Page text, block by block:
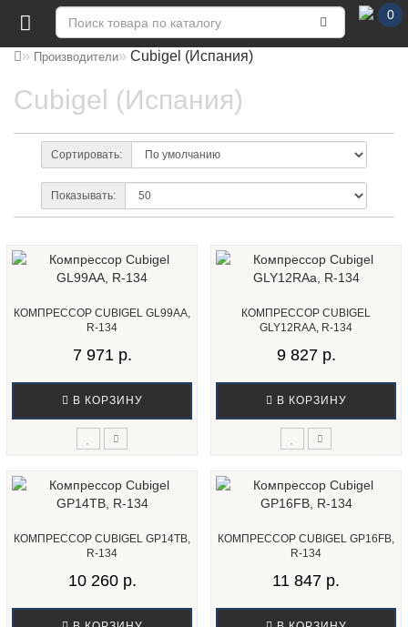
0
Производители Cubigel (Испания)
Cubigel (Испания)
Сортировать:
Показывать:
КОМПРЕССОР CUBIGEL GL99AA,
R-134
7 971 р.
В КОРЗИНУ
КОМПРЕССОР CUBIGEL
GLY12RAА, R-134
9 827 р.
В КОРЗИНУ
КОМПРЕССОР CUBIGEL GP14TB,
R-134
10 260 р.
КОМПРЕССОР CUBIGEL GP16FB,
R-134
11 847 р.